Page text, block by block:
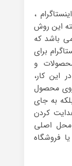
،
این روش
باشد که
برای
و
این کار،
محصول
به جای
کردن
محل اصلی
فروشگاه